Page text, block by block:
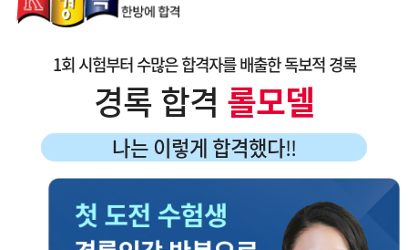
1회 시험부터 수많은 합격자를 배출한 독보적 경록
경록 합격 롤모델
나는 이렇게 합격했다!!